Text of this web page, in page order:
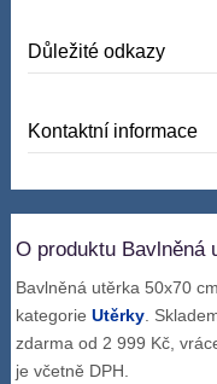
Důležité odkazy
Kontaktní informace
O produktu Bavlněná
Bavlněná utěrka 50x70
kategorieUtěrky .
zdarma od 2 999 Kč,
je včetně DPH.